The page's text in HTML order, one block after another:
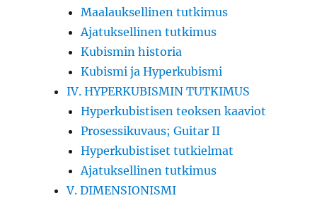
Maalauksellinen tutkimus
Ajatuksellinen tutkimus
Kubismin historia
Kubismi ja Hyperkubismi
IV. HYPERKUBISMIN TUTKIMUS
Hyperkubistisen teoksen kaaviot
Prosessikuvaus; Guitar II
Hyperkubistiset tutkielmat
Ajatuksellinen tutkimus
V. DIMENSIONISMI